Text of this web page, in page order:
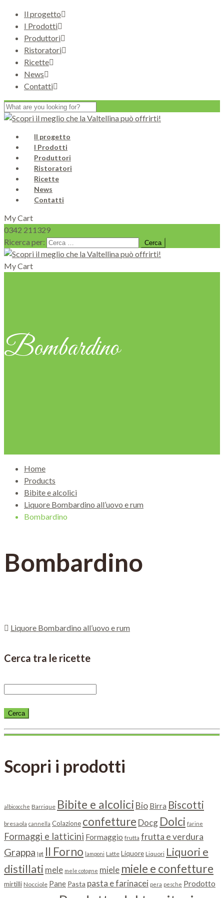
Il progetto
I Prodotti
Produttori
Ristoratori
Ricette
News
Contatti
Il progetto
I Prodotti
Produttori
Ristoratori
Ricette
News
Contatti
My Cart
0342 211329
Ricerca per:
My Cart
Bombardino
Home
Products
Bibite e alcolici
Liquore Bombardino all’uovo e rum
Bombardino
Bombardino
Liquore Bombardino all’uovo e rum
Cerca tra le ricette
Scopri i prodotti
albicocche Barrique Bibite e alcolici Bio Birra Biscotti
bresaola cannella Colazione confetture Docg Dolci farine
Formaggi e latticini Formaggio frutta frutta e verdura
Grappa Igt Il Forno lamponi Latte Liquore Liquori Liquori e
distillati mele mele cotogne miele miele e confetture
mirtilli Nocciole Pane Pasta pasta e farinacei pera pesche Prodotto